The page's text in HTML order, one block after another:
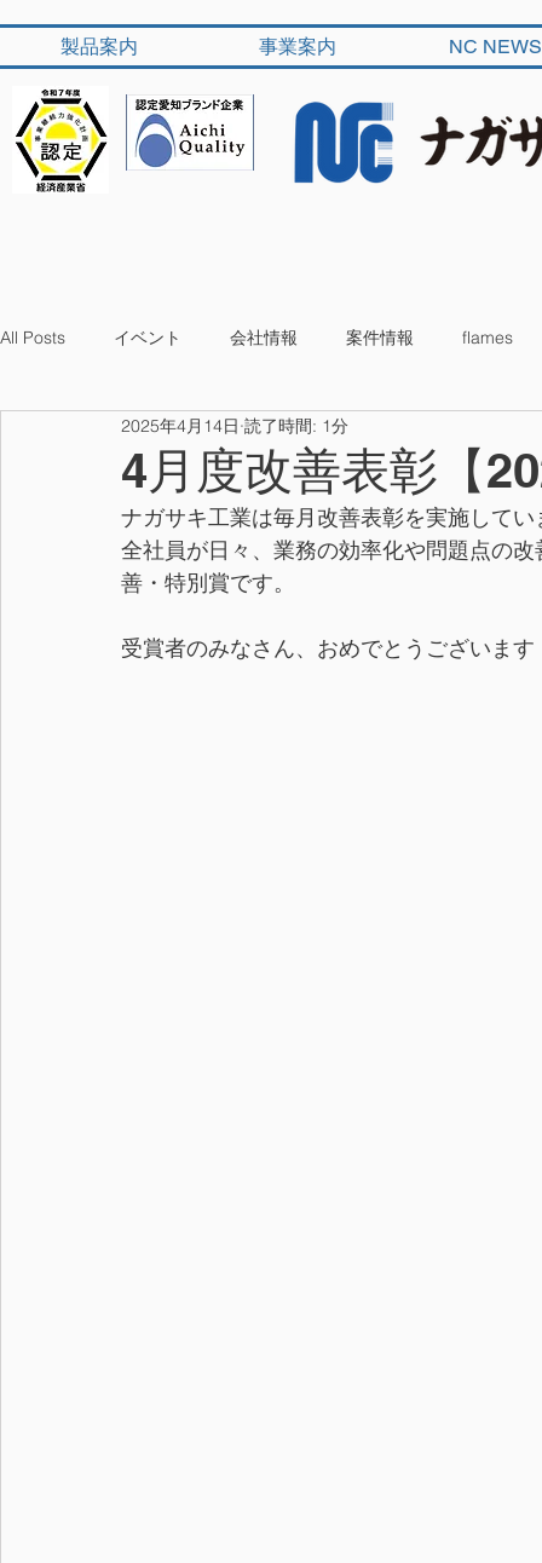
製品案内 事業案内 NC NEWS
All Posts イベント 会社情報 案件情報 flames
4月度改善表彰【
2025年4月14日 読了時間: 1分
ナガサキ工業は毎月改善表彰を実施してい
全社員が日々、業務の効率化や問題点の
善・特別賞です。
受賞者のみなさん、おめでとうございます